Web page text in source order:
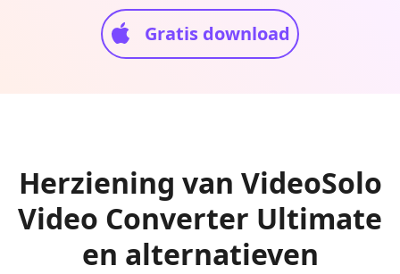
Gratis download
Herziening van VideoSolo
Video Converter Ultimate
en alternatieven